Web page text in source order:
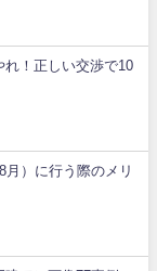
れ！正しい交渉で10
）に行う際のメリ